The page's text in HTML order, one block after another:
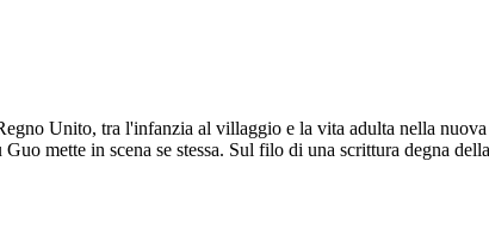
Unito, tra l'infanzia al villaggio e la vita adulta nella
mette in scena se stessa. Sul filo di una scrittura degna